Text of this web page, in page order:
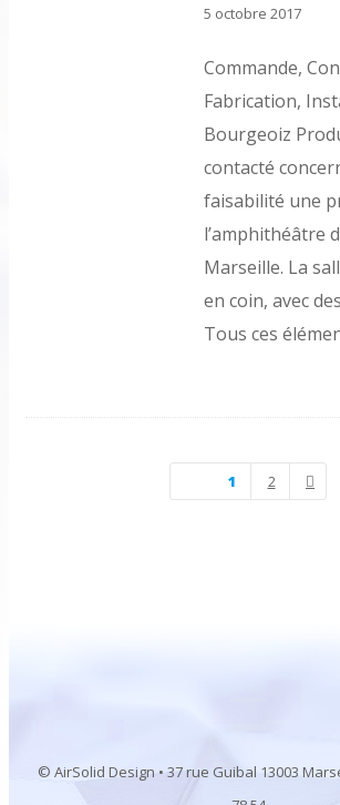
5 octobre 2017
Commande,
Fabrication,
Bourgeoiz
contacté
faisabilité une
l’amphithéâtre
Marseille. La
en coin, avec
Tous ces
1 2
© AirSolid Design • 37 rue Guibal 13003